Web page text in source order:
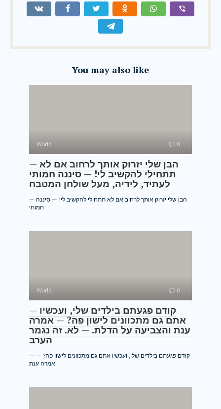
You may also like
World 0
— הבן שלי יזרוק אותך לרחוב אם לא
תתחילי להקשיב לי! — סיננה חמותי
לעתיד, לידיה, מעל שולחן המטבח
— הבן שלי יזרוק אותך לרחוב אם לא תתחילי להקשיב לי! — סיננה
חמותי
World 0
— קודם פגעתם בילדים שלי, ועכשיו
אתם גם מתכוונים לישון פה? — אמרה
ענת והצביעה על הדלת. — לא. זה נגמר
הערב
— קודם פגעתם בילדים שלי, ועכשיו אתם גם מתכוונים לישון פה? —
אמרה ענת